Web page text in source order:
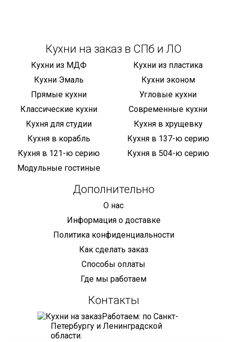
Кухни на заказ в СПб и ЛО
Кухни из МДФ
Кухни из пластика
Кухни Эмаль
Кухни эконом
Прямые кухни
Угловые кухни
Классические кухни
Современные кухни
Кухня для студии
Кухня в хрущевку
Кухня в корабль
Кухня в 137-ю серию
Кухня в 121-ю серию
Кухня в 504-ю серию
Модульные гостиные
Дополнительно
О нас
Информация о доставке
Политика конфиденциальности
Как сделать заказ
Способы оплаты
Где мы работаем
Контакты
Работаем: по Санкт-
Петербургу и Ленинградской
области.